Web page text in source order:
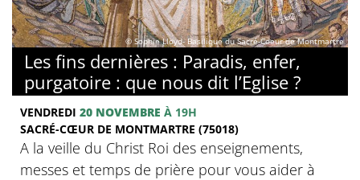
© Sophie Lloyd- Basilique du Sacré-Coeur de Montmartre
Les fins dernières : Paradis, enfer,
purgatoire : que nous dit l’Eglise ?
VENDREDI 20 NOVEMBRE À 19H
SACRÉ-CŒUR DE MONTMARTRE (75018)
A la veille du Christ Roi des enseignements,
messes et temps de prière pour vous aider à